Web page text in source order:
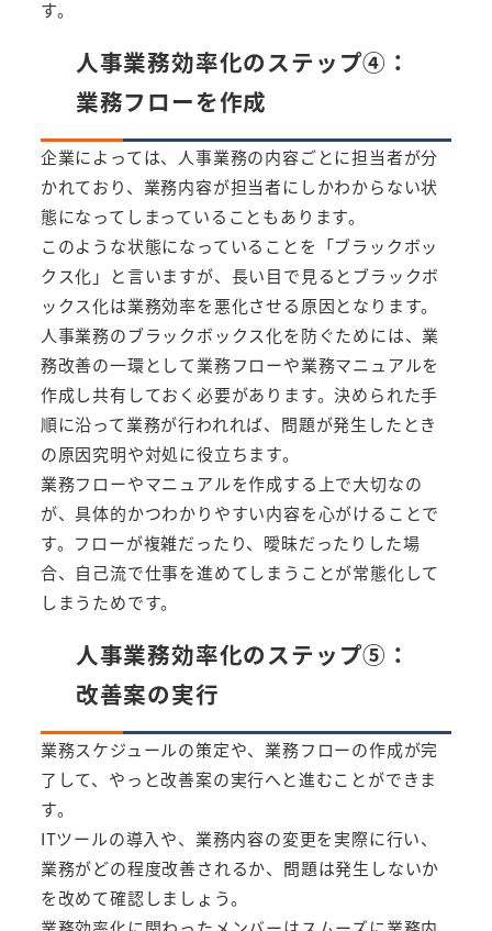
す。
人事業務効率化のステップ④：
業務フローを作成
企業によっては、人事業務の内容ごとに担当者が分
かれており、業務内容が担当者にしかわからない状
態になってしまっていることもあります。
このような状態になっていることを「ブラックボッ
クス化」と言いますが、長い目で見るとブラックボ
ックス化は業務効率を悪化させる原因となります。
人事業務のブラックボックス化を防ぐためには、業
務改善の一環として業務フローや業務マニュアルを
作成し共有しておく必要があります。決められた手
順に沿って業務が行われれば、問題が発生したとき
の原因究明や対処に役立ちます。
業務フローやマニュアルを作成する上で大切なの
が、具体的かつわかりやすい内容を心がけることで
す。フローが複雑だったり、曖昧だったりした場
合、自己流で仕事を進めてしまうことが常態化して
しまうためです。
人事業務効率化のステップ⑤：
改善案の実行
業務スケジュールの策定や、業務フローの作成が完
了して、やっと改善案の実行へと進むことができま
す。
ITツールの導入や、業務内容の変更を実際に行い、
業務がどの程度改善されるか、問題は発生しないか
を改めて確認しましょう。